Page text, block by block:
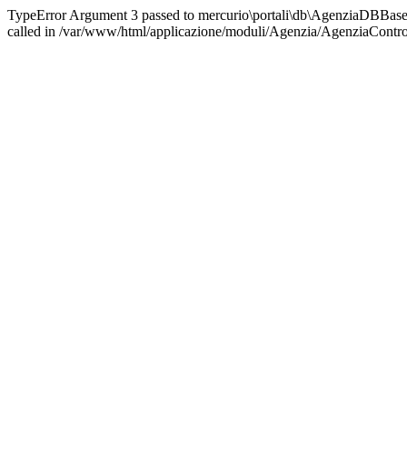
TypeError Argument 3 passed to
called in /var/www/html/applicazione/moduli/Agenzia/